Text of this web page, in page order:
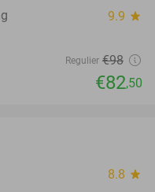
9.9 star
Regulier €98
€82,50
8.8 star